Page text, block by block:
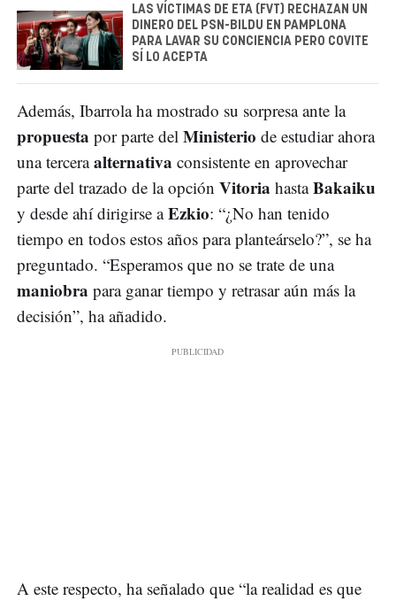
LAS VÍCTIMAS DE ETA (FVT) RECHAZAN UN
DINERO DEL PSN-BILDU EN PAMPLONA
PARA LAVAR SU CONCIENCIA PERO COVITE
SÍ LO ACEPTA
Además, Ibarrola ha mostrado su sorpresa ante la
propuesta por parte del Ministerio de estudiar ahora
una terceraalternativa consistente en aprovechar
parte del trazado de la opción Vitoria hastaBakaiku
y desde ahí dirigirse aEzkio: “¿No han tenido
tiempo en todos estos años para planteárselo?”, se ha
preguntado. “Esperamos que no se trate de una
maniobra para ganar tiempo y retrasar aún más la
decisión”, ha añadido.
A este respecto, ha señalado que “la realidad es que